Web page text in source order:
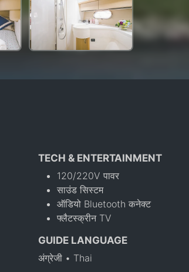
TECH & ENTERTAINMENT
120/220V पावर
साउंड सिस्टम
ऑडियो Bluetooth कनेक्ट
फ्लैटस्क्रीन TV
GUIDE LANGUAGE
अंग्रेजी • Thai